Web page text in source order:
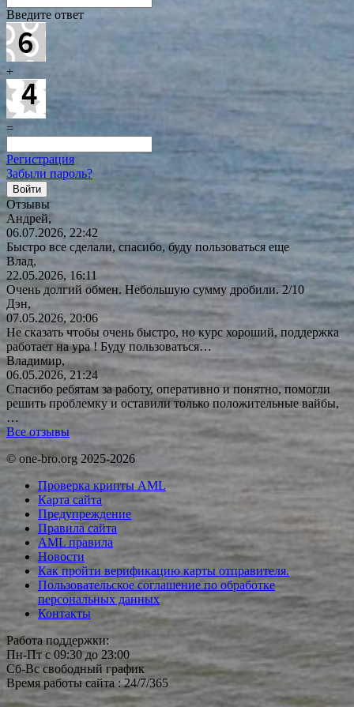
Введите ответ
+
=
Регистрация
Забыли пароль?
Отзывы
Андрей,
06.07.2026, 22:42
Быстро все сделали, спасибо, буду пользоваться еще
Влад,
22.05.2026, 16:11
Очень долгий обмен. Небольшую сумму дробили. 2/10
Дэн,
07.05.2026, 20:06
Не сказать чтобы очень быстро, но курс хороший, поддержка
работает на ура ! Буду пользоваться…
Владимир,
06.05.2026, 21:24
Спасибо ребятам за работу, оперативно и понятно, помогли
решить проблемку и оставили только положительные вайбы,
…
Все отзывы
© one-bro.org 2025-2026
Проверка крипты AML
Карта сайта
Предупреждение
Правила сайта
AML правила
Новости
Как пройти верификацию карты отправителя.
Пользовательское соглашение по обработке
персональных данных
Контакты
Работа поддержки:
Пн-Пт с 09:30 до 23:00
Сб-Вс свободный график
Время работы сайта : 24/7/365